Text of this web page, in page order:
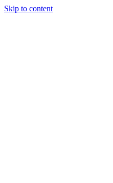
Skip to content